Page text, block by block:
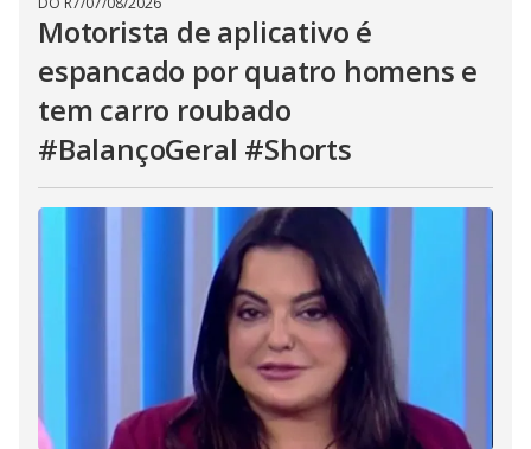
Motorista de aplicativo é
espancado por quatro homens e
tem carro roubado
#BalançoGeral #Shorts